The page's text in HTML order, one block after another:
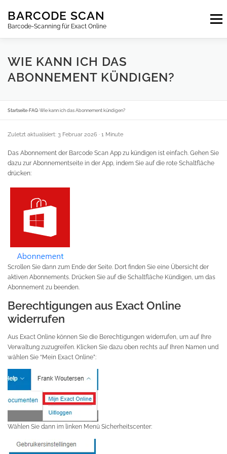
Inhalt
springen
BARCODE SCAN
Barcode-Scanning für Exact Online
Menu
ABONNEMENTS FAQ BLOG
WIE KANN ICH DAS
ABONNEMENT KÜNDIGEN?
Startseite›FAQ›Wie kann ich das Abonnement kündigen?
Zuletzt aktualisiert: 3 Februar 2026 · 1 Minute
Das Abonnement der Barcode Scan App zu kündigen ist einfach. Gehen Sie
dazu zur Abonnementseite in der App, indem Sie auf die rote Schaltfläche
drücken:
Scrollen Sie dann zum Ende der Seite. Dort finden Sie eine Übersicht der
aktiven Abonnements. Drücken Sie auf die Schaltfläche Kündigen, um das
Abonnement zu beenden.
Berechtigungen aus Exact Online
widerrufen
Aus Exact Online können Sie die Berechtigungen widerrufen, um auf Ihre
Verwaltung zuzugreifen. Klicken Sie dazu oben rechts auf Ihren Namen und
wählen Sie “Mein Exact Online”:
Wählen Sie dann im linken Menü Sicherheitscenter: